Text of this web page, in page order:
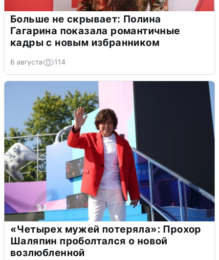
Больше не скрывает: Полина
Гагарина показала романтичные
кадры с новым избранником
6 августа 114
«Четырех мужей потеряла»: Прохор
Шаляпин проболтался о новой
возлюбленной